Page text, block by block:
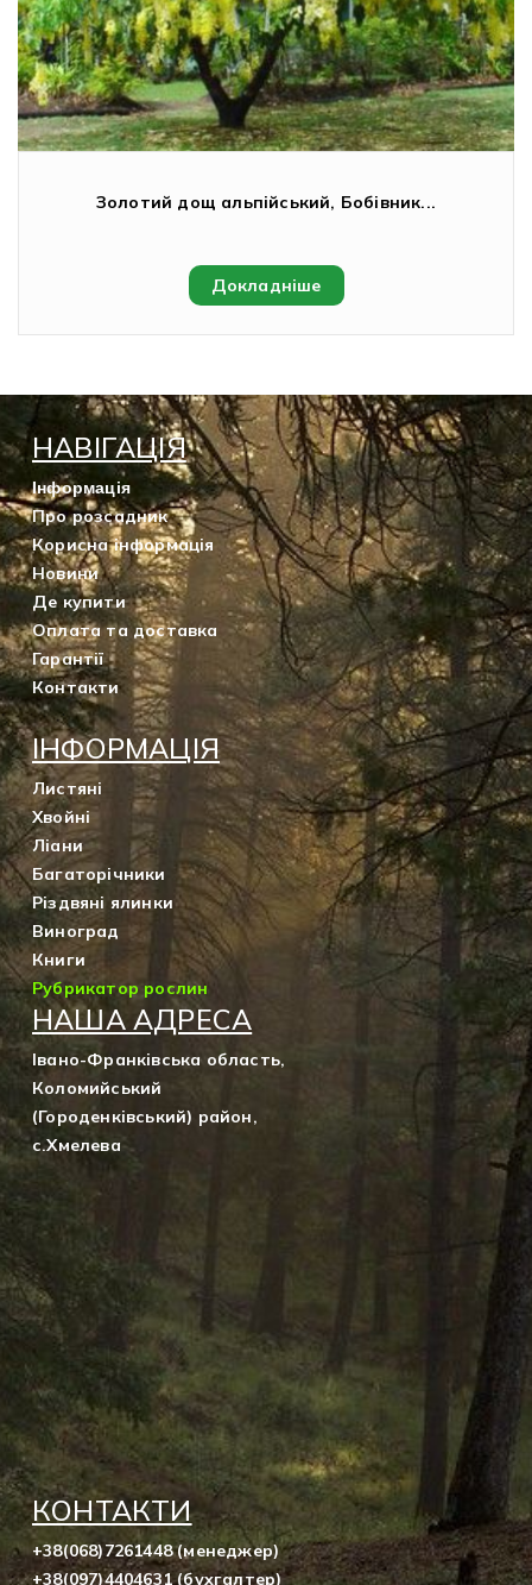
Золотий дощ альпійський, Бобівник...
Докладніше
НАВІГАЦІЯ
Інформація
Про розсадник
Корисна інформація
Новини
Де купити
Оплата та доставка
Гарантії
Контакти
ІНФОРМАЦІЯ
Листяні
Хвойні
Ліани
Багаторічники
Різдвяні ялинки
Виноград
Книги
Рубрикатор рослин
НАША АДРЕСА
Івано-Франківська область,
Коломийський
(Городенківський) район,
с.Хмелева
КОНТАКТИ
+38(068)7261448 (менеджер)
+38(097)4404631 (бухгалтер)